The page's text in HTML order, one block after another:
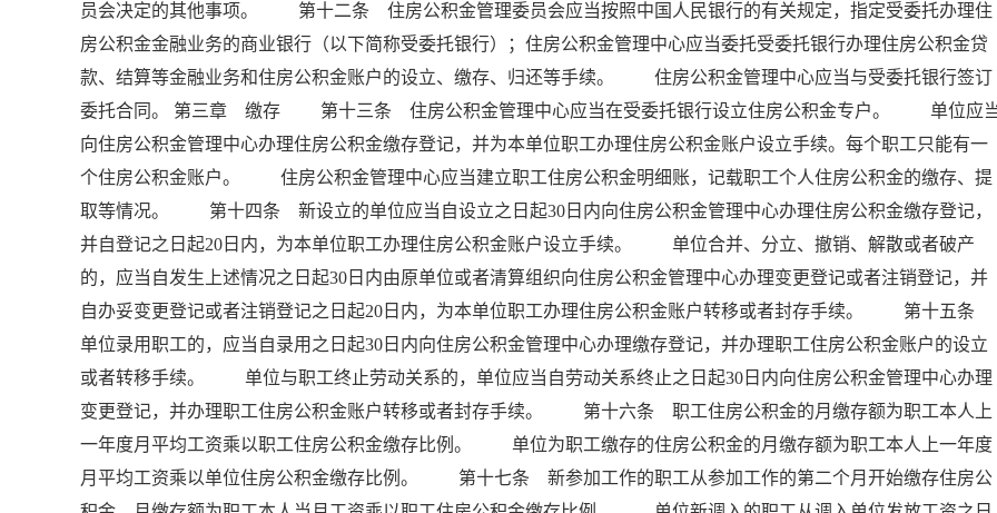
员会决定的其他事项。 第十二条 住房公积金管理委员会应当按照中国人民银行的有关规定，指定受委托办理住
房公积金金融业务的商业银行（以下简称受委托银行）；住房公积金管理中心应当委托受委托银行办理住房公积金贷
款、结算等金融业务和住房公积金账户的设立、缴存、归还等手续。 住房公积金管理中心应当与受委托银行签订
委托合同。 第三章 缴存 第十三条 住房公积金管理中心应当在受委托银行设立住房公积金专户。 单位应
向住房公积金管理中心办理住房公积金缴存登记，并为本单位职工办理住房公积金账户设立手续。每个职工只能有一
个住房公积金账户。 住房公积金管理中心应当建立职工住房公积金明细账，记载职工个人住房公积金的缴存、提
取等情况。 第十四条 新设立的单位应当自设立之日起30日内向住房公积金管理中心办理住房公积金缴存登记，
并自登记之日起20日内，为本单位职工办理住房公积金账户设立手续。 单位合并、分立、撤销、解散或者破产
的，应当自发生上述情况之日起30日内由原单位或者清算组织向住房公积金管理中心办理变更登记或者注销登记，并
自办妥变更登记或者注销登记之日起20日内，为本单位职工办理住房公积金账户转移或者封存手续。 第十五条
单位录用职工的，应当自录用之日起30日内向住房公积金管理中心办理缴存登记，并办理职工住房公积金账户的设立
或者转移手续。 单位与职工终止劳动关系的，单位应当自劳动关系终止之日起30日内向住房公积金管理中心办理
变更登记，并办理职工住房公积金账户转移或者封存手续。 第十六条 职工住房公积金的月缴存额为职工本人上
一年度月平均工资乘以职工住房公积金缴存比例。 单位为职工缴存的住房公积金的月缴存额为职工本人上一年度
月平均工资乘以单位住房公积金缴存比例。 第十七条 新参加工作的职工从参加工作的第二个月开始缴存住房公